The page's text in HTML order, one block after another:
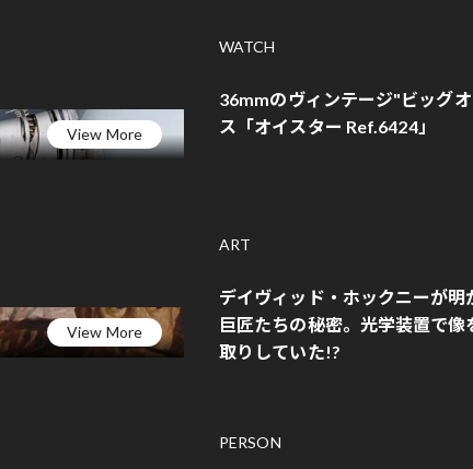
View More
WATCH
36mmのヴィンテージ"ビッグ
ス「オイスター Ref.6424」
View More
ART
デイヴィッド・ホックニーが
巨匠たちの秘密。光学装置で像
取りしていた!?
PERSON